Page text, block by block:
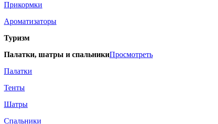
Прикормки
Ароматизаторы
Туризм
Палатки, шатры и спальникиПросмотреть
Палатки
Тенты
Шатры
Спальники